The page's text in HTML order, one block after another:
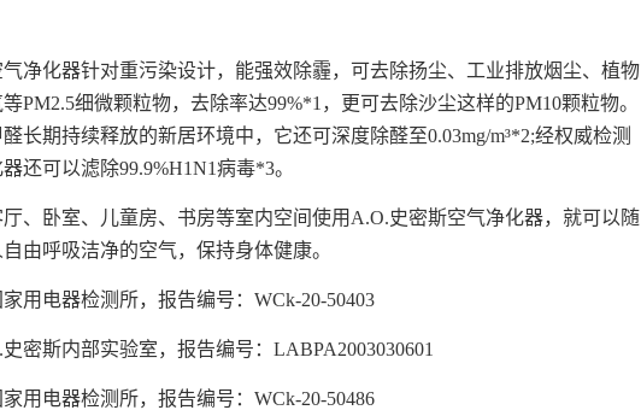
净化器针对重污染设计，能强效除霾，可去除扬尘、工业排放烟尘、植物
PM2.5细微颗粒物，去除率达99%*1，更可去除沙尘这样的PM10颗粒物。
长期持续释放的新居环境中，它还可深度除醛至0.03mg/m³*2;经权威检测
还可以滤除99.9%H1N1病毒*3。
、卧室、儿童房、书房等室内空间使用A.O.史密斯空气净化器，就可以随
由呼吸洁净的空气，保持身体健康。
用电器检测所，报告编号：WCk-20-50403
密斯内部实验室，报告编号：LABPA2003030601
用电器检测所，报告编号：WCk-20-50486